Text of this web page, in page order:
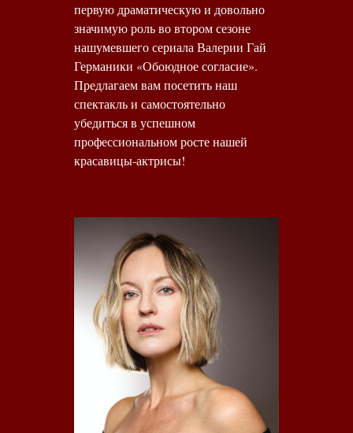
первую драматическую и довольно
значимую роль во втором сезоне
нашумевшего сериала Валерии Гай
Германики «Обоюдное согласие».
Предлагаем вам посетить наш
спектакль и самостоятельно
убедиться в успешном
профессиональном росте нашей
красавицы-актрисы!